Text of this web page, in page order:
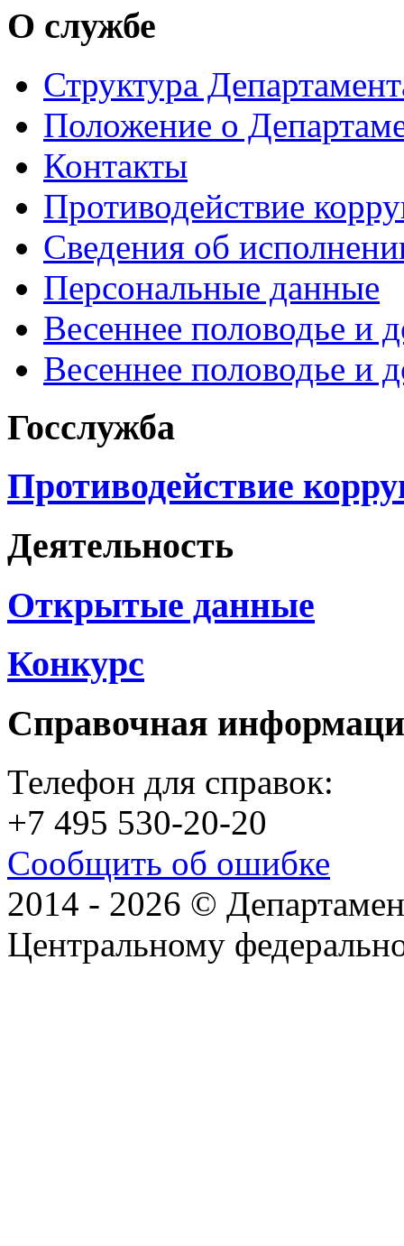
О службе
Структура
Положение о
Контакты
Противодействие
Сведения об
Персональные данные
Весеннее половодье и
Весеннее половодье и
Госслужба
Противодействие
Деятельность
Открытые данные
Конкурс
Справочная
Телефон для справок:
+7 495 530-20-20
Сообщить об ошибке
2014 - 2026 ©
Центральному